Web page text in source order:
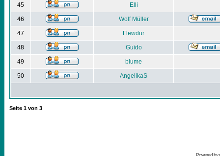
45 Elli
46 Wolf Müller
47 Flewdur
48 Guido
49 blume
50 AngelikaS
Seite 1 von 3
Powered by